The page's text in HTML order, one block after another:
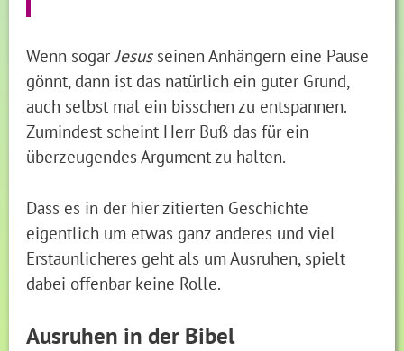
Wenn sogar Jesus seinen Anhängern eine Pause
gönnt, dann ist das natürlich ein guter Grund,
auch selbst mal ein bisschen zu entspannen.
Zumindest scheint Herr Buß das für ein
überzeugendes Argument zu halten.
Dass es in der hier zitierten Geschichte
eigentlich um etwas ganz anderes und viel
Erstaunlicheres geht als um Ausruhen, spielt
dabei offenbar keine Rolle.
Ausruhen in der Bibel